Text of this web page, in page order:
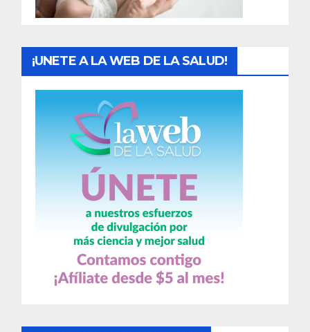
¡UNETE A LA WEB DE LA SALUD!